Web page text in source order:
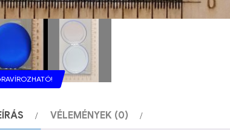
VÉLEMÉNYEK (0)